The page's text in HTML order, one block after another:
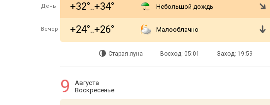
День +32°..+34° Небольшой дождь
Вечер +24°..+26° Малооблачно
Старая луна Восход: 05:01 Заход: 19:59
9
Августа
Воскресенье